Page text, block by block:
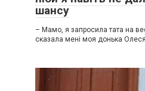
шансу
– Мамо, я запросила тата на
сказала мені моя донька